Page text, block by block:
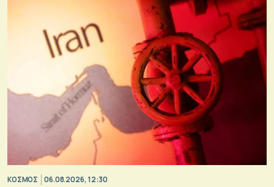
ΚΟΣΜΟΣ 06.08.2026, 12:30